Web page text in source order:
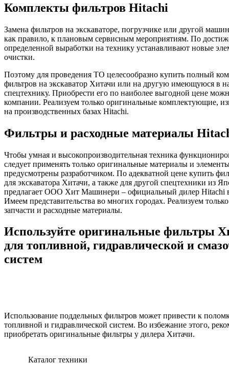
Комплекты фильтров Hitachi
Замена фильтров на экскаваторе, погрузчике или другой
как правило, к плановым сервисным мероприятиям. По
определенной выработки на технику устанавливают новые
очистки.
Поэтому для проведения ТО целесообразно купить полный
фильтров на экскаватор Хитачи или на другую имеющуюся в
спецтехнику. Приобрести его по наиболее выгодной цене
компании. Реализуем только оригинальные комплектующие,
на производственных базах Hitachi.
Фильтры и расходные материалы
Чтобы умная и высокопроизводительная техника
следует применять только оригинальные материалы и
предусмотрены разработчиком. По адекватной цене купить
для экскаватора Хитачи, а также для другой спецтехники из
предлагает ООО Хит Машинери – официальный дилер Hitachi
Имеем представительства во многих городах. Реализуем
запчасти и расходные материалы.
Используйте оригинальные фильтры
для топливной, гидравлической и
систем
Использование поддельных фильтров может привести к
топливной и гидравлической систем. Во избежание этого,
приобретать оригинальные фильтры у дилера Хитачи.
Каталог техники